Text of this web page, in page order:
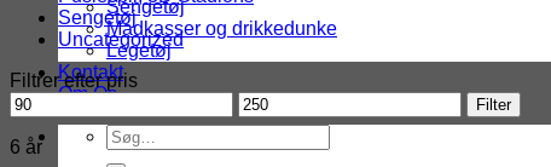
Sengetøj
Madkasser og drikkedunke
Legetøj
Kontakt
Om Os
Søg
efter:
Sengetøj
Uncategorized
Filtrer efter pris
Mindste
pris
Højeste
pris
Filter
6 år